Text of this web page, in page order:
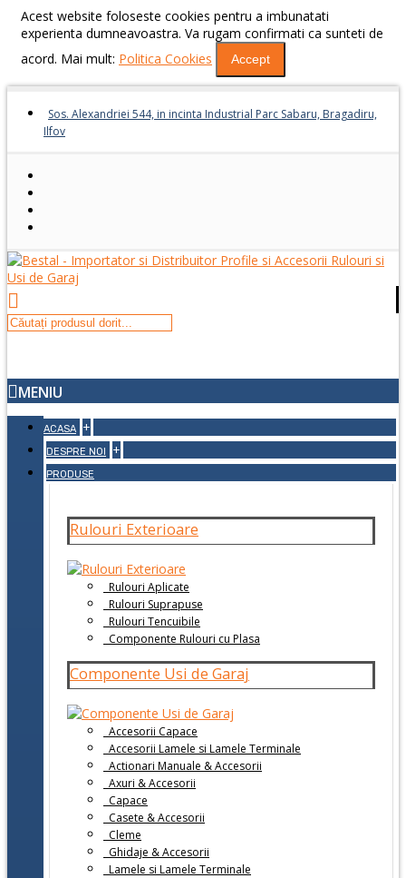
Acest website foloseste cookies pentru a imbunatati
experienta dumneavoastra. Va rugam confirmati ca sunteti de
acord. Mai mult: Politica Cookies Accept
Sos. Alexandriei 544, in incinta Industrial Parc Sabaru, Bragadiru,
Ilfov
MENIU
ACASA +
DESPRE NOI +
PRODUSE
Rulouri Exterioare
Rulouri Aplicate
Rulouri Suprapuse
Rulouri Tencuibile
Componente Rulouri cu Plasa
Componente Usi de Garaj
Accesorii Capace
Accesorii Lamele si Lamele Terminale
Actionari Manuale & Accesorii
Axuri & Accesorii
Capace
Casete & Accesorii
Cleme
Ghidaje & Accesorii
Lamele si Lamele Terminale